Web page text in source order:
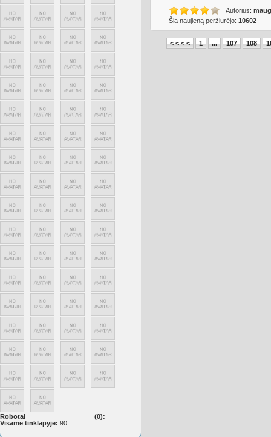
Robotai
(0):
Visame tinklapyje: 90
Autorius:
Šia naujieną peržiurėjo: 10602
< < < < 1 ... 107 108